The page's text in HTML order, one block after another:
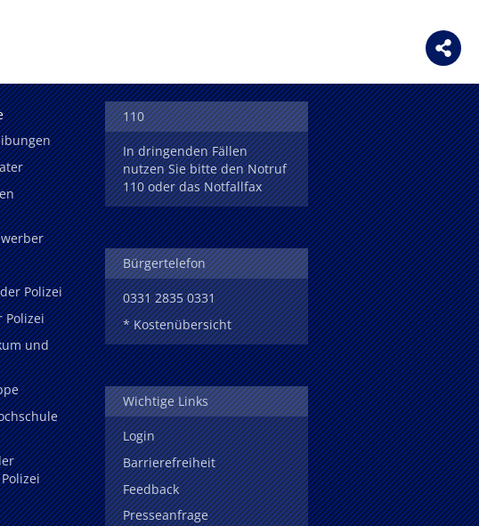
Polizei
Polizei
und
110
In dringenden Fällen
nutzen Sie bitte den Notruf
110 oder das Notfallfax
Bürgertelefon
0331 2835 0331
* Kostenübersicht
Wichtige Links
Login
Barrierefreiheit
Feedback
Presseanfrage